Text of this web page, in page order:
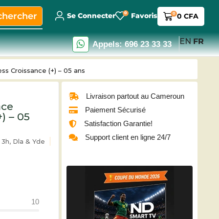
Se Connecter 0 Favoris 0 0 CFA
Appels: 696 23 33 33 EN FR
Croissance (+) – 05 ans
– 05
3h, Dla & Yde
10
Livraison partout au Cameroun
Paiement Sécurisé
Satisfaction Garantie!
Support client en ligne 24/7